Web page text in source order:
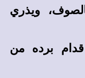
ويذري
برده من